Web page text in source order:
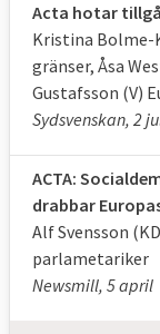
2. Metoder
utveckling
av
3.
parternas
Acta hotar
Kristina Bolme-
gränser, Åsa
Gustafsson (V)
Sydsvenskan, 2
ACTA:
drabbar
Alf Svensson
parlametariker
Newsmill, 5 april